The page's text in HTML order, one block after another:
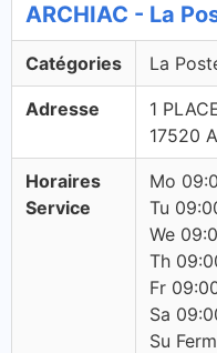
ARCHIAC - La
Catégories La
Adresse
1
17520
Horaires
Service
Mo
Tu
We
Th
Fr
Sa
Su